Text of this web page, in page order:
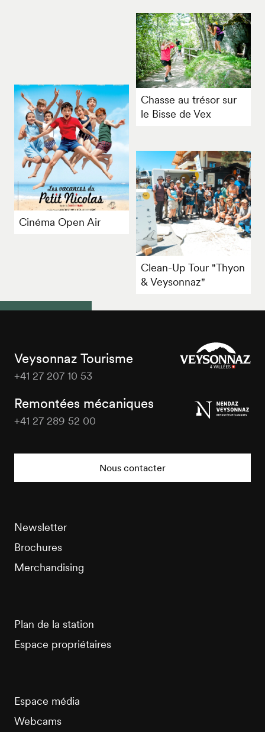
Chasse au trésor sur
le Bisse de Vex
Cinéma Open Air
Clean-Up Tour "Thyon
& Veysonnaz"
Veysonnaz Tourisme
+41 27 207 10 53
Remontées mécaniques
+41 27 289 52 00
Nous contacter
Newsletter
Brochures
Merchandising
Plan de la station
Espace propriétaires
Espace média
Webcams